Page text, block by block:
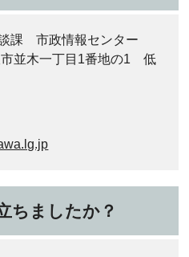
課 市政情報センター
並木一丁目1番地の1 低
ちましたか？